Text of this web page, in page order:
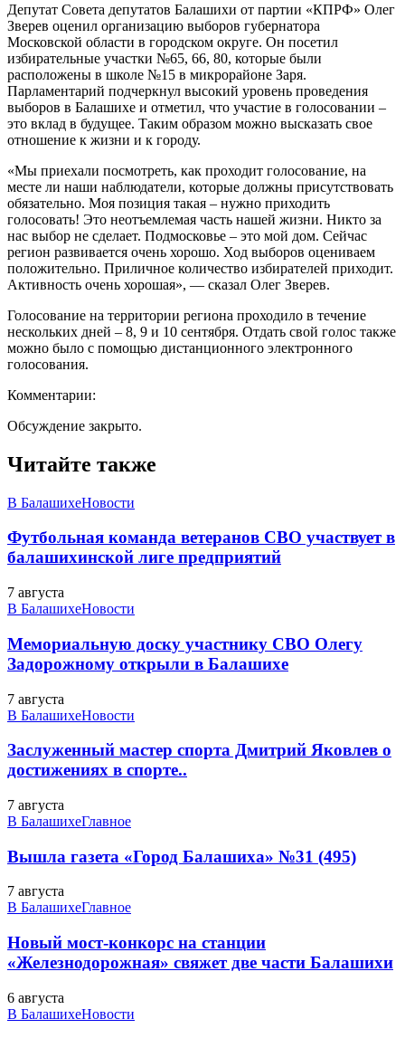
Депутат Совета депутатов Балашихи от партии «КПРФ» Олег
Зверев оценил организацию выборов губернатора
Московской области в городском округе. Он посетил
избирательные участки №65, 66, 80, которые были
расположены в школе №15 в микрорайоне Заря.
Парламентарий подчеркнул высокий уровень проведения
выборов в Балашихе и отметил, что участие в голосовании –
это вклад в будущее. Таким образом можно высказать свое
отношение к жизни и к городу.
«Мы приехали посмотреть, как проходит голосование, на
месте ли наши наблюдатели, которые должны присутствовать
обязательно. Моя позиция такая – нужно приходить
голосовать! Это неотъемлемая часть нашей жизни. Никто за
нас выбор не сделает. Подмосковье – это мой дом. Сейчас
регион развивается очень хорошо. Ход выборов оцениваем
положительно. Приличное количество избирателей приходит.
Активность очень хорошая», — сказал Олег Зверев.
Голосование на территории региона проходило в течение
нескольких дней – 8, 9 и 10 сентября. Отдать свой голос также
можно было с помощью дистанционного электронного
голосования.
Комментарии:
Обсуждение закрыто.
Читайте также
В БалашихеНовости
Футбольная команда ветеранов СВО участвует в
балашихинской лиге предприятий
7 августа
В БалашихеНовости
Мемориальную доску участнику СВО Олегу
Задорожному открыли в Балашихе
7 августа
В БалашихеНовости
Заслуженный мастер спорта Дмитрий Яковлев о
достижениях в спорте..
7 августа
В БалашихеГлавное
Вышла газета «Город Балашиха» №31 (495)
7 августа
В БалашихеГлавное
Новый мост-конкорс на станции
«Железнодорожная» свяжет две части Балашихи
6 августа
В БалашихеНовости